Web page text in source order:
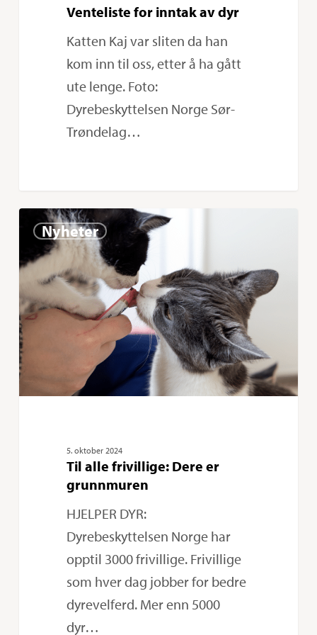
Venteliste for inntak av dyr
Katten Kaj var sliten da han
kom inn til oss, etter å ha gått
ute lenge. Foto:
Dyrebeskyttelsen Norge Sør-
Trøndelag…
alle
frivillige:
Dere
er
grunnmuren
Nyheter
5. oktober 2024
Til alle frivillige: Dere er
grunnmuren
HJELPER DYR:
Dyrebeskyttelsen Norge har
opptil 3000 frivillige. Frivillige
som hver dag jobber for bedre
dyrevelferd. Mer enn 5000
dyr…
0